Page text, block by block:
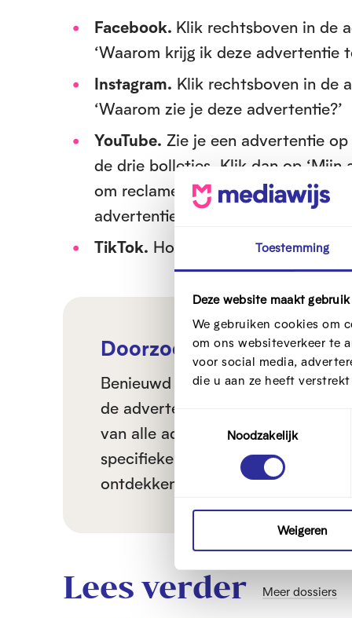
Toestemming
Deze website maakt
We gebruiken cookies om
om ons websiteverkeer te
voor social media,
die u aan ze heeft
T
o
i
n
Noodzakelijk
Weigeren
Facebook. Klik rechtsboven in de
‘Waarom krijg ik deze advertentie
Instagram. Klik rechtsboven in de
‘Waarom zie je deze advertentie?’
YouTube. Zie je een advertentie
de drie bolletjes. Klik dan op ‘Mijn
om reclame voor of tijdens een
advertentiecentrum te openen.
TikTok. Houd het scherm even
Doorzoek eens de
Benieuwd naar alle advertenties
de advertentiebibliotheek van
van alle advertenties die op dit
specifieke adverteerders (ook
ontdekken wat voor publiek de
Lees verder Meer dossiers